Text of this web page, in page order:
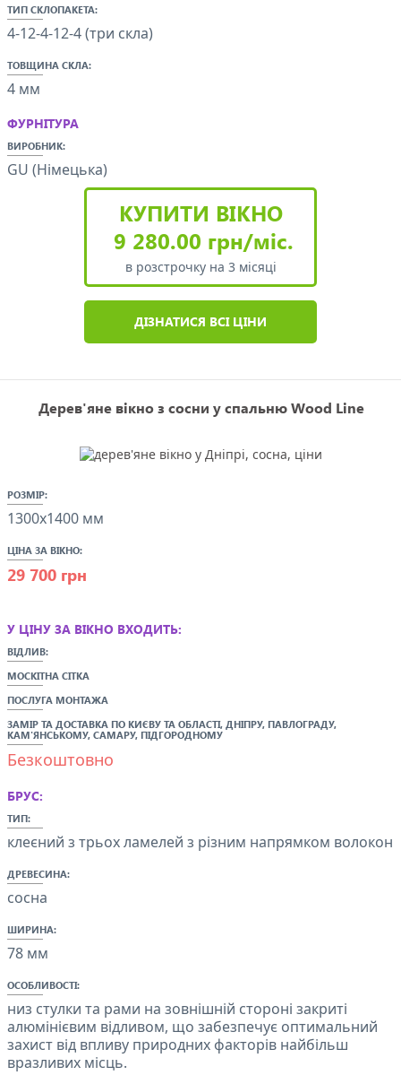
ТИП СКЛОПАКЕТА:
4-12-4-12-4 (три скла)
ТОВЩИНА СКЛА:
4 мм
ФУРНІТУРА
ВИРОБНИК:
GU (Німецька)
КУПИТИ ВІКНО
9 280.00 грн/міс.
в розстрочку на 3 місяці
ДІЗНАТИСЯ ВСІ ЦІНИ
Дерев'яне вікно з сосни у спальню Wood Line
РОЗМІР:
1300x1400 мм
ЦІНА ЗА ВІКНО:
29 700 грн
У ЦІНУ ЗА ВІКНО ВХОДИТЬ:
ВІДЛИВ:
МОСКІТНА СІТКА
ПОСЛУГА МОНТАЖА
ЗАМІР ТА ДОСТАВКА ПО КИЄВУ ТА ОБЛАСТІ, ДНІПРУ, ПАВЛОГРАДУ,
КАМ'ЯНСЬКОМУ, САМАРУ, ПІДГОРОДНОМУ
Безкоштовно
БРУС:
ТИП:
клеєний з трьох ламелей з різним напрямком волокон
ДРЕВЕСИНА:
сосна
ШИРИНА:
78 мм
ОСОБЛИВОСТІ:
низ стулки та рами на зовнішній стороні закриті
алюмінієвим відливом, що забезпечує оптимальний
захист від впливу природних факторів найбільш
вразливих місць.